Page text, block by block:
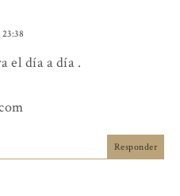
el día a día .
Responder